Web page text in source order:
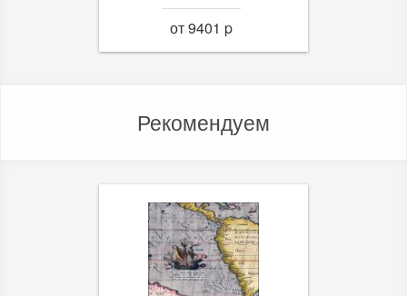
от 9401 p
Рекомендуем